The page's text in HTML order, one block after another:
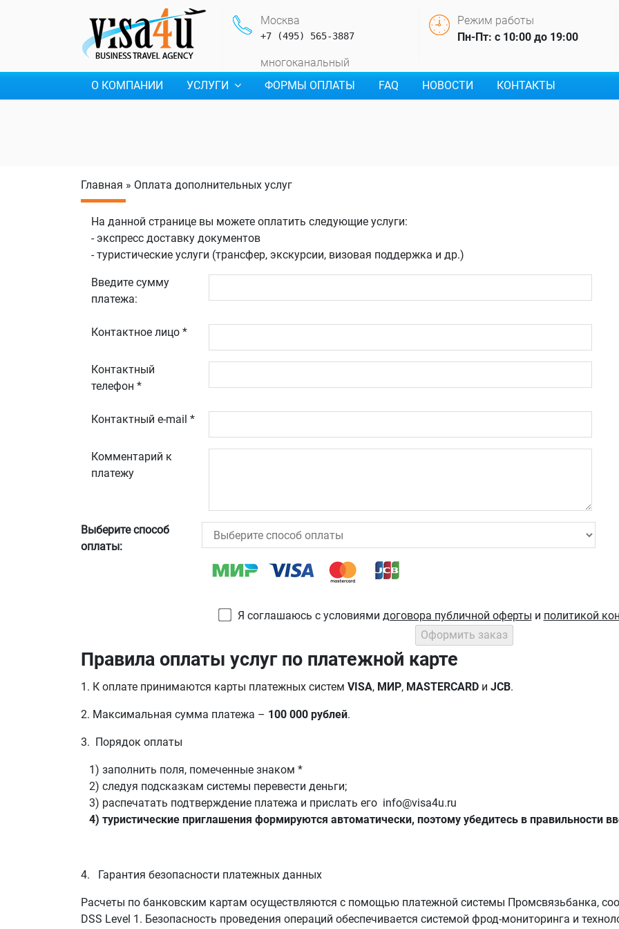
Москва
+7 (495) 565‑3887
многоканальный
Режим работы
Пн-Пт: с 10:00 до 19:00
О КОМПАНИИ УСЛУГИ ФОРМЫ ОПЛАТЫ FAQ НОВОСТИ КОНТАКТЫ
Главная » Оплата дополнительных услуг
На данной странице вы можете оплатить следующие услуги:
- экспресс доставку документов
- туристические услуги (трансфер, экскурсии, визовая поддержка и др.)
Введите сумму
платежа:
Контактное лицо *
Контактный
телефон *
Контактный e-mail *
Комментарий к
платежу
Выберите способ
оплаты:
Я соглашаюсь с условиями договора публичной оферты и политикой
Правила оплаты услуг по платежной карте
1. К оплате принимаются карты платежных систем VISA, МИР, MASTERCARD и JCB.
2. Максимальная сумма платежа – 100 000 рублей.
3. Порядок оплаты
1) заполнить поля, помеченные знаком *
2) следуя подсказкам системы перевести деньги;
3) распечатать подтверждение платежа и прислать его info@visa4u.ru
4) туристические приглашения формируются автоматически, поэтому убедитесь в правильности
4. Гарантия безопасности платежных данных
Расчеты по банковским картам осуществляются с помощью платежной системы Промсвязьбанка,
DSS Level 1. Безопасность проведения операций обеспечивается системой фрод-мониторинга и